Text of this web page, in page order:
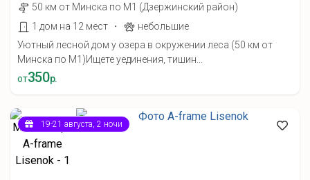
50 км от Минска по М1 (Дзержинский район)
1 дом на 12 мест
·
небольшие
Уютный лесной дом у озера в окружении леса (50 км от
Минска по М1) ​Ищете уединения, тишин...
от350р.
19-21 августа, 2 ночи